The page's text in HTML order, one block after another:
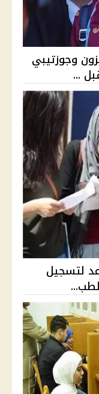
وجوزتيبي
...
آخر موعد لتسجيل